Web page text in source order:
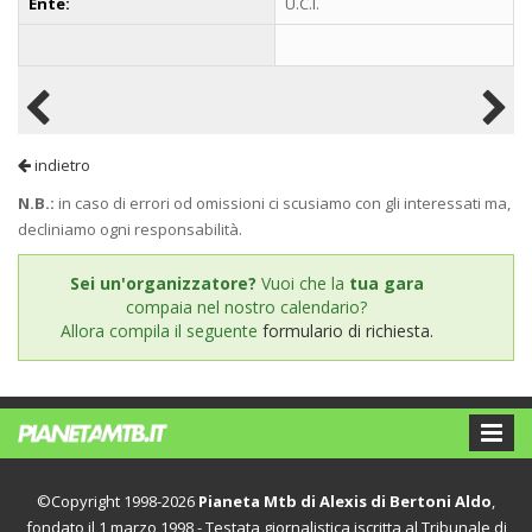
indietro
N.B.: in caso di errori od omissioni ci scusiamo con gli interessati ma,
decliniamo ogni responsabilità.
Sei un'organizzatore? Vuoi che la tua gara
compaia nel nostro calendario?
Allora compila il seguente formulario di richiesta.
©Copyright 1998-2026 Pianeta Mtb di Alexis di Bertoni Aldo
fondato il 1 marzo 1998 - Testata giornalistica iscritta al Tribunale di